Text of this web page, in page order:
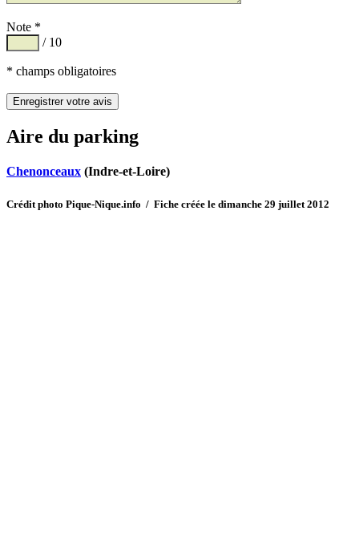
Note *
/ 10
* champs obligatoires
Aire du parking
Chenonceaux (Indre-et-Loire)
Crédit photo Pique-Nique.info / Fiche créée le dimanche 29 juillet 2012